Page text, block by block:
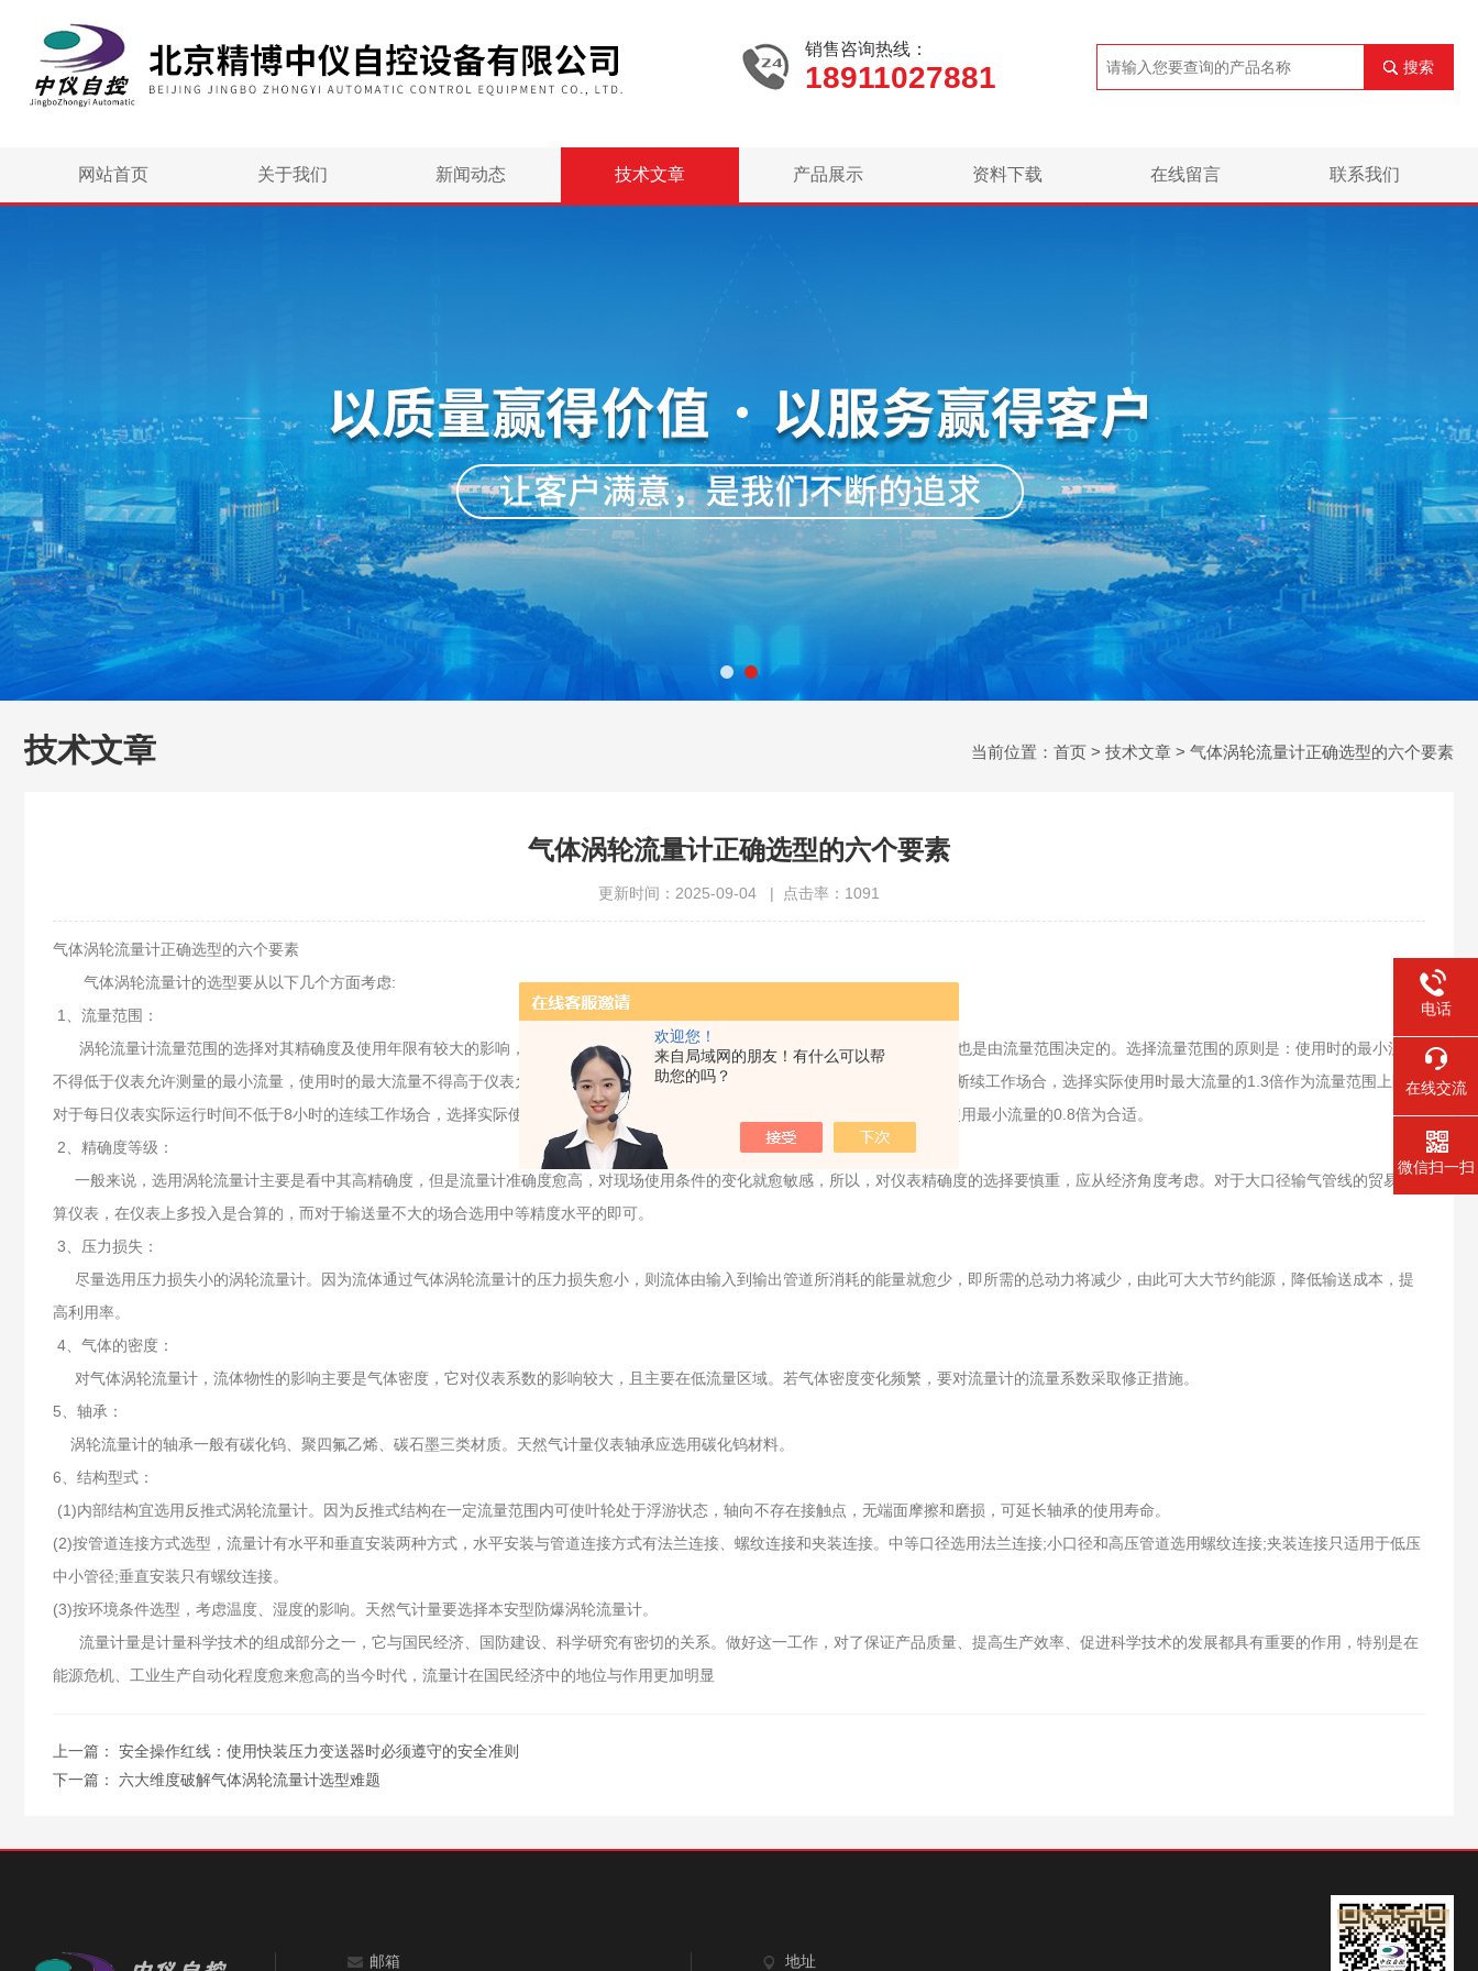
欢迎您！
来自局域网的朋友！有什么可以帮
助您的吗？
销售咨询热线：
18911027881 搜索
网站首页 关于我们 新闻动态 技术文章 产品展示 资料下载 在线留言 联系我们
技术文章 当前位置： 首页 > 技术文章 > ​气体涡轮流量计正确选型的六个要素
​气体涡轮流量计正确选型的六个要素
更新时间：2025-09-04 | 点击率：1091
气体涡轮流量计正确选型的六个要素
气体涡轮流量计的选型要从以下几个方面考虑:
1、流量范围：
涡轮流量计流量范围的选择对其精确度及使用年限有较大的影响，并且每种口径的流量计都有一定的测量范围，流量计口径的选择也是由流量范围决定的。选择流量范围的原则是：使用时的最小流量
不得低于仪表允许测量的最小流量，使用时的最大流量不得高于仪表允许测量的最大流量。对于每日仪表实际运行时间不超过8小时的断续工作场合，选择实际使用时最大流量的1.3倍作为流量范围上限;
对于每日仪表实际运行时间不低于8小时的连续工作场合，选择实际使用时最大流量的1.4倍作为流量范围上限。仪表下限流量以实际使用最小流量的0.8倍为合适。
2、精确度等级：
一般来说，选用涡轮流量计主要是看中其高精确度，但是流量计准确度愈高，对现场使用条件的变化就愈敏感，所以，对仪表精确度的选择要慎重，应从经济角度考虑。对于大口径输气管线的贸易结
算仪表，在仪表上多投入是合算的，而对于输送量不大的场合选用中等精度水平的即可。
3、压力损失：
尽量选用压力损失小的涡轮流量计。因为流体通过气体涡轮流量计的压力损失愈小，则流体由输入到输出管道所消耗的能量就愈少，即所需的总动力将减少，由此可大大节约能源，降低输送成本，提
高利用率。
4、气体的密度：
对气体涡轮流量计，流体物性的影响主要是气体密度，它对仪表系数的影响较大，且主要在低流量区域。若气体密度变化频繁，要对流量计的流量系数采取修正措施。
5、轴承：
涡轮流量计的轴承一般有碳化钨、聚四氟乙烯、碳石墨三类材质。天然气计量仪表轴承应选用碳化钨材料。
6、结构型式：
(1)内部结构宜选用反推式涡轮流量计。因为反推式结构在一定流量范围内可使叶轮处于浮游状态，轴向不存在接触点，无端面摩擦和磨损，可延长轴承的使用寿命。
(2)按管道连接方式选型，流量计有水平和垂直安装两种方式，水平安装与管道连接方式有法兰连接、螺纹连接和夹装连接。中等口径选用法兰连接;小口径和高压管道选用螺纹连接;夹装连接只适用于低压
中小管径;垂直安装只有螺纹连接。
(3)按环境条件选型，考虑温度、湿度的影响。天然气计量要选择本安型防爆涡轮流量计。
流量计量是计量科学技术的组成部分之一，它与国民经济、国防建设、科学研究有密切的关系。做好这一工作，对了保证产品质量、提高生产效率、促进科学技术的发展都具有重要的作用，特别是在
能源危机、工业生产自动化程度愈来愈高的当今时代，流量计在国民经济中的地位与作用更加明显
上一篇： 安全操作红线：使用快装压力变送器时必须遵守的安全准则
下一篇： 六大维度破解气体涡轮流量计选型难题
邮箱 地址
电话
在线交流
微信扫一扫